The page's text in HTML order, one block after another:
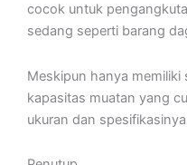
cocok untuk
sedang seperti barang
Meskipun hanya memiliki
kapasitas muatan yang
ukuran dan